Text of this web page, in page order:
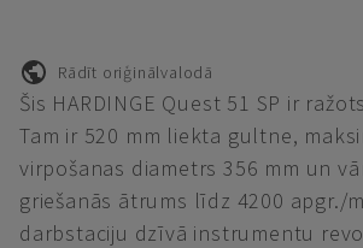
Rādīt oriģinālvalodā
Šis HARDINGE Quest 51 SP ir
Tam ir 520 mm liekta gultne,
virpošanas diametrs 356 mm un
griešanās ātrums līdz 4200 apgr./
darbstaciju dzīvā instrumentu